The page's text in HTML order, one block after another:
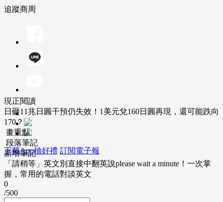
追蹤商周
下載App抽好禮 訂閱電子報
現正閱讀
日砸11兆日圓干預仍失效！1美元兌160日圓再現，還可能跌向
170？
畫重點
段落筆記
新增筆記
「請稍等」英文別直接中翻英說please wait a minute！一次掌
握，常用的電話對談英文
0
/500